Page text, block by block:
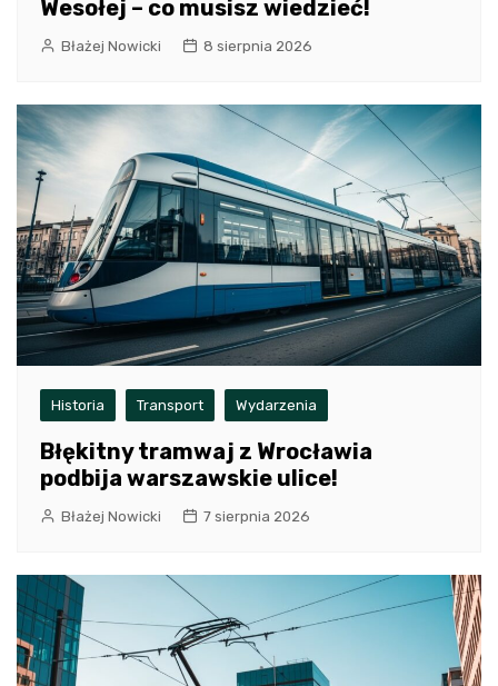
Wesołej – co musisz wiedzieć!
Błażej Nowicki 8 sierpnia 2026
Historia Transport Wydarzenia
Błękitny tramwaj z Wrocławia
podbija warszawskie ulice!
Błażej Nowicki 7 sierpnia 2026